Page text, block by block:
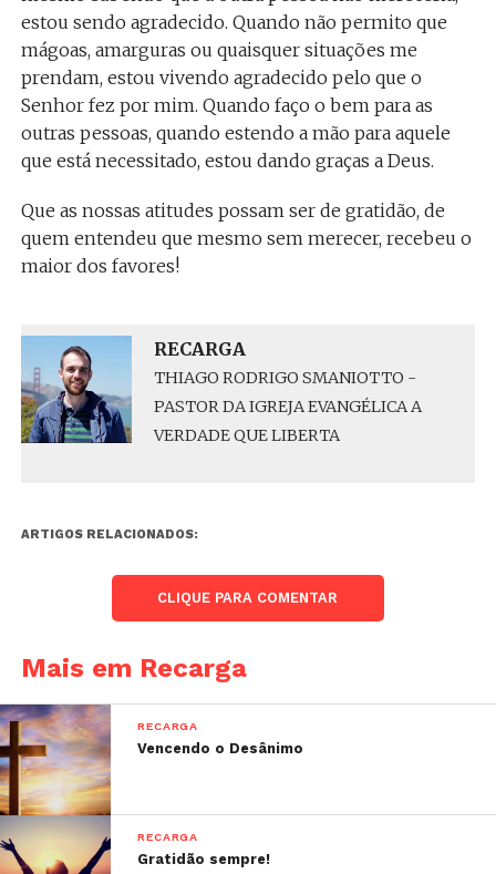
estou sendo agradecido. Quando não permito que
mágoas, amarguras ou quaisquer situações me
prendam, estou vivendo agradecido pelo que o
Senhor fez por mim. Quando faço o bem para as
outras pessoas, quando estendo a mão para aquele
que está necessitado, estou dando graças a Deus.
Que as nossas atitudes possam ser de gratidão, de
quem entendeu que mesmo sem merecer, recebeu o
maior dos favores!
RECARGA
THIAGO RODRIGO SMANIOTTO -
PASTOR DA IGREJA EVANGÉLICA A
VERDADE QUE LIBERTA
ARTIGOS RELACIONADOS:
CLIQUE PARA COMENTAR
Mais em Recarga
RECARGA
Vencendo o Desânimo
RECARGA
Gratidão sempre!